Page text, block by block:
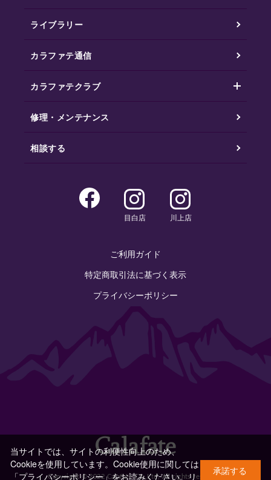
ライブラリー
カラファテ通信
カラファテクラブ
修理・メンテナンス
相談する
目白店 川上店
ご利用ガイド
特定商取引法に基づく表示
プライバシーポリシー
Copyright © 2022 Calafate Co.,Ltd. All rights reserved.
当サイトでは、サイトの利便性向上のため、
Cookieを使用しています。Cookie使用に関しては
「プライバシーポリシー」をお読みください。リ
承諾する